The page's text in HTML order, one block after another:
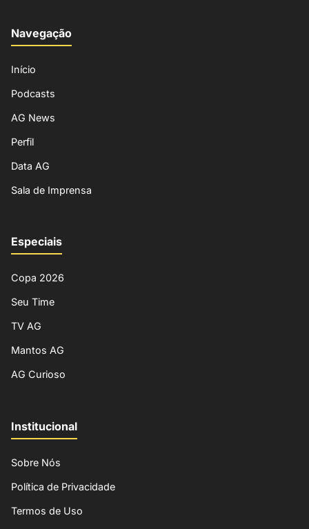
Navegação
Início
Podcasts
AG News
Perfil
Data AG
Sala de Imprensa
Especiais
Copa 2026
Seu Time
TV AG
Mantos AG
AG Curioso
Institucional
Sobre Nós
Política de Privacidade
Termos de Uso